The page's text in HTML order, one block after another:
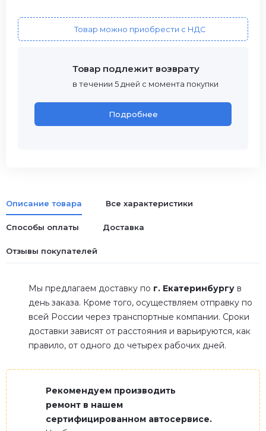
Товар можно приобрести с НДС
Товар подлежит возврату
в течении 5 дней с момента покупки
Подробнее
Описание товара Все характеристики
Способы оплаты Доставка
Отзывы покупателей
Мы предлагаем доставку по г. Екатеринбургу в
день заказа. Кроме того, осуществляем отправку по
всей России через транспортные компании. Сроки
доставки зависят от расстояния и варьируются, как
правило, от одного до четырех рабочих дней.
Рекомендуем производить
ремонт в нашем
сертифицированном автосервисе.